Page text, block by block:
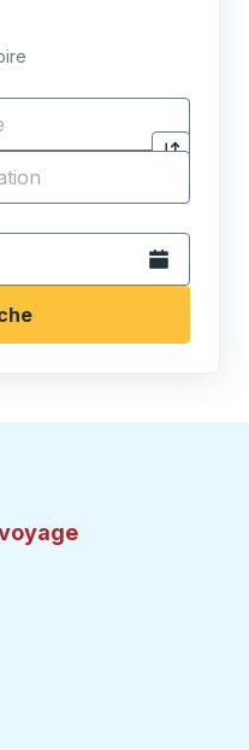
d'origine pour ouvrir
Cliquez
de destination pour
Barre oblique du mois à
Ouvrez le